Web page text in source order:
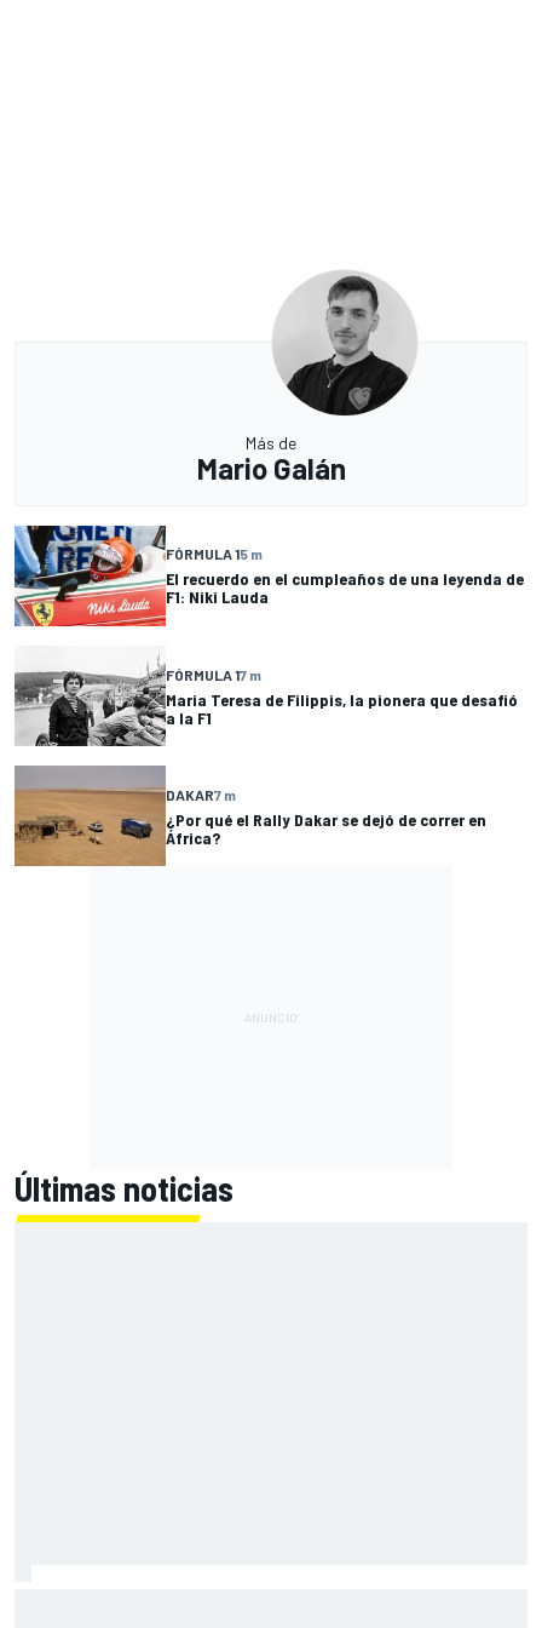
Más de
Mario Galán
FÓRMULA 15 m
El recuerdo en el cumpleaños de una leyenda de
F1: Niki Lauda
FÓRMULA 17 m
Maria Teresa de Filippis, la pionera que desafió
a la F1
DAKAR7 m
¿Por qué el Rally Dakar se dejó de correr en
África?
Últimas noticias